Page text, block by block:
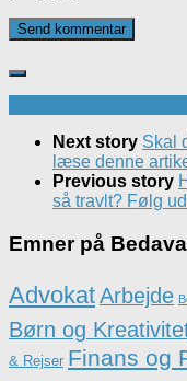
Next story Skal
læse denne
Previous story
så travlt? Følg
Emner på
AdvokatArbejde
Børn og
& Rejser Finans og